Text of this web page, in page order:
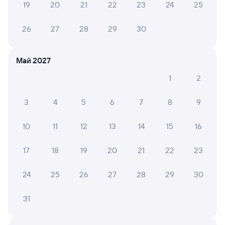
Онлайн-возврат билетов без очереди в кассу
СМС-сопровождение до посадки в поезд
Частые вопросы
Что нужно, чтобы сесть в поезд?
на другой поезд?
19 20 21 22 23 24 25
26 27 28 29 30
Май 2027
1
2
3 4 5 6 7 8 9
10 11 12 13 14 15 16
17 18 19 20 21 22 23
24 25 26 27 28 29 30
31